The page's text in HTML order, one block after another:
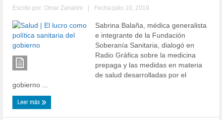
Escrito por:Omar Zanarini Fecha:julio 10, 2019
Sabrina Balaña, médica generalista
e integrante de la Fundación
Soberanía Sanitaria, dialogó en
Radio Gráfica sobre la medicina
prepaga y las medidas en materia
de salud desarrolladas por el
gobierno ...
Leer más